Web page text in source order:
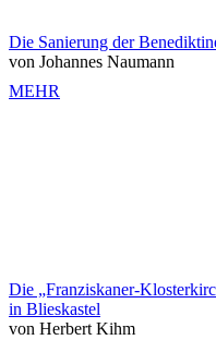
Die Sanierung der
von Johannes Naumann
MEHR
Die „Franziskaner-
in Blieskastel
von Herbert Kihm